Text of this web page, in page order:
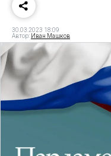
30.03.2023 18:09
Автор: Иван Машков